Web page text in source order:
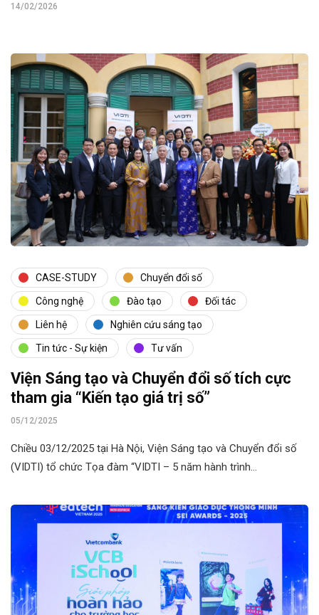
14/02/2026
CASE-STUDY Chuyển đổi số
Công nghệ Đào tạo Đối tác
Liên hệ Nghiên cứu sáng tạo
Tin tức - Sự kiện Tư vấn
Viện Sáng tạo và Chuyển đổi số tích cực
tham gia “Kiến tạo giá trị số”
05/12/2025
Chiều 03/12/2025 tại Hà Nội, Viện Sáng tạo và Chuyển đổi số
(VIDTI) tổ chức Tọa đàm “VIDTI – 5 năm hành trình…